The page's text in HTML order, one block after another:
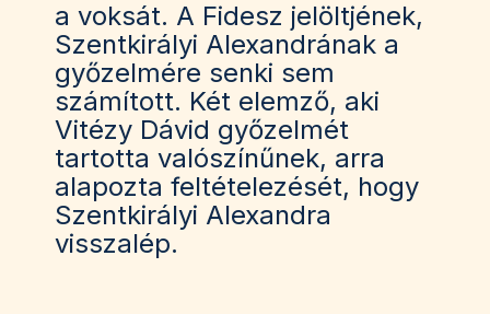
a voksát. A Fidesz jelöltjének,
Szentkirályi Alexandrának a
győzelmére senki sem
számított. Két elemző, aki
Vitézy Dávid győzelmét
tartotta valószínűnek, arra
alapozta feltételezését, hogy
Szentkirályi Alexandra
visszalép.